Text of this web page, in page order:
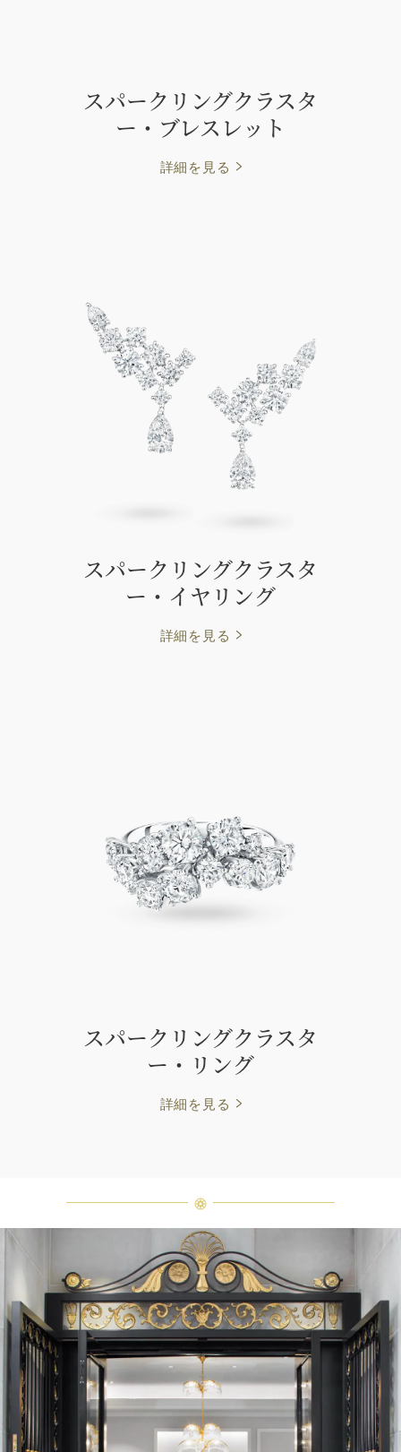
スパークリングクラスタ
ー・ブレスレット
詳細を見る
スパークリングクラスタ
ー・イヤリング
詳細を見る
スパークリングクラスタ
ー・リング
詳細を見る